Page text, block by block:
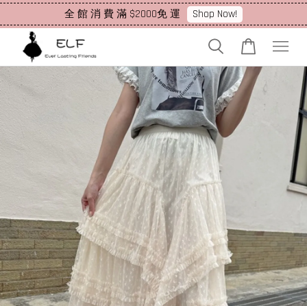
全 館 消 費 滿 $2000免 運 Shop Now!